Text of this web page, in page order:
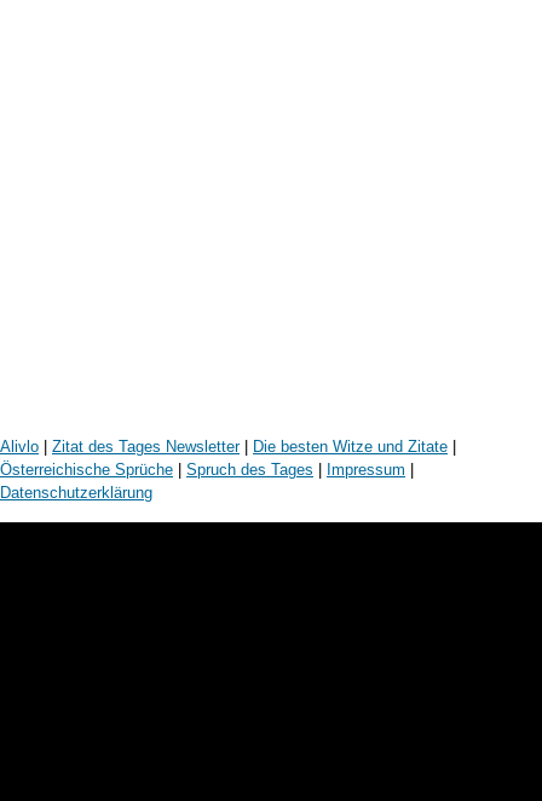
Alivlo Zitat des Tages Newsletter| Die besten Witze und Zitate
Österreichische Sprüche
Spruch des Tages Impressum
Datenschutzerklärung